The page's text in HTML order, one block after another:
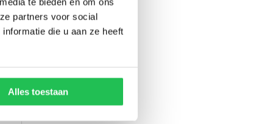
partners voor social
die u aan ze heeft
Alles toestaan